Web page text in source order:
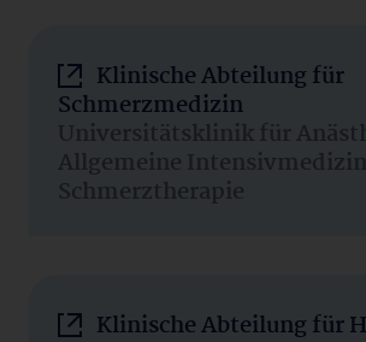
Klinische Abteilung für
Schmerzmedizin
Universitätsklinik für
Allgemeine
Schmerztherapie
Klinische Abteilung für